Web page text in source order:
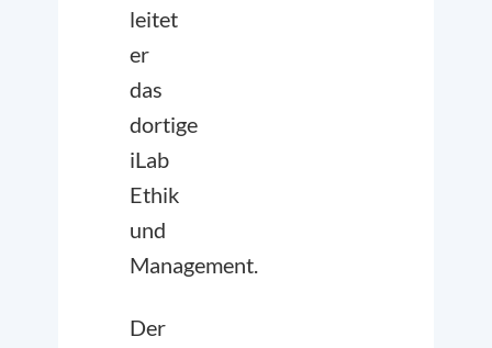
leitet
er
das
dortige
iLab
Ethik
und
Management.
Der